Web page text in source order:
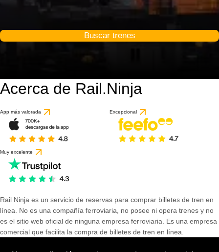
Buscar trenes
Acerca de Rail.Ninja
App más valorada Excepcional
Muy excelente
Rail Ninja es un servicio de reservas para comprar billetes de tren en
línea. No es una compañía ferroviaria, no posee ni opera trenes y no
es el sitio web oficial de ninguna empresa ferroviaria. Es una empresa
comercial que facilita la compra de billetes de tren en línea.